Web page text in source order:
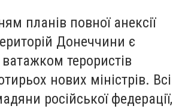
планів повної анексії
Донеччини є
терористів
нових міністрів. Всі
російської федерації,